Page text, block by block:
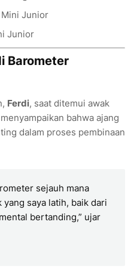
Mini Junior
Junior
Barometer
Ferdi, saat ditemui awak
bahwa ajang
dalam proses pembinaan
sejauh mana
saya latih, baik dari
bertanding,” ujar